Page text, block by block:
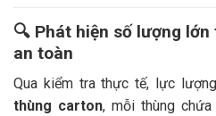
🔍 Phát hiện số lượng
an toàn
Qua kiểm tra thực tế, lực
thùng carton, mỗi thùng chứa